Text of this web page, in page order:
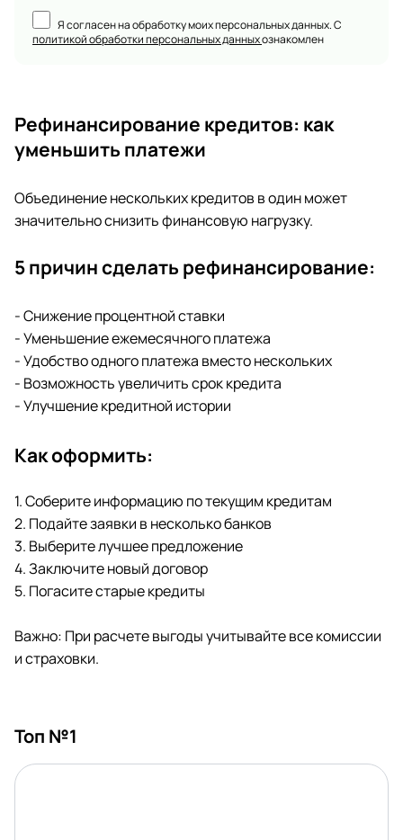
Я согласен на обработку моих персональных данных. С
политикой обработки персональных данныхознакомлен
Рефинансирование кредитов: как
уменьшить платежи
Объединение нескольких кредитов в один может
значительно снизить финансовую нагрузку.
5 причин сделать рефинансирование:
- Снижение процентной ставки
- Уменьшение ежемесячного платежа
- Удобство одного платежа вместо нескольких
- Возможность увеличить срок кредита
- Улучшение кредитной истории
Как оформить:
1. Соберите информацию по текущим кредитам
2. Подайте заявки в несколько банков
3. Выберите лучшее предложение
4. Заключите новый договор
5. Погасите старые кредиты
Важно: При расчете выгоды учитывайте все комиссии
и страховки.
Топ №1